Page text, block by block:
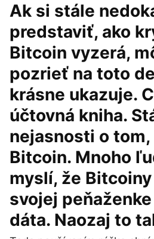
Ak si stále
predstaviť, ako
Bitcoin vyzerá,
pozrieť na toto
krásne ukazuje.
účtovná kniha.
nejasnosti o tom,
Bitcoin. Mnoho
myslí, že
svojej
dáta. Naozaj to